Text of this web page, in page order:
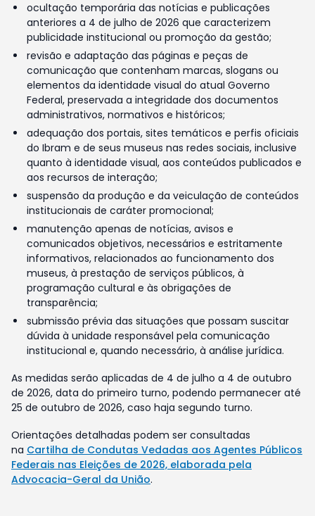
ocultação temporária das notícias e publicações
anteriores a 4 de julho de 2026 que caracterizem
publicidade institucional ou promoção da gestão;
revisão e adaptação das páginas e peças de
comunicação que contenham marcas, slogans ou
elementos da identidade visual do atual Governo
Federal, preservada a integridade dos documentos
administrativos, normativos e históricos;
adequação dos portais, sites temáticos e perfis oficiais
do Ibram e de seus museus nas redes sociais, inclusive
quanto à identidade visual, aos conteúdos publicados e
aos recursos de interação;
suspensão da produção e da veiculação de conteúdos
institucionais de caráter promocional;
manutenção apenas de notícias, avisos e
comunicados objetivos, necessários e estritamente
informativos, relacionados ao funcionamento dos
museus, à prestação de serviços públicos, à
programação cultural e às obrigações de
transparência;
submissão prévia das situações que possam suscitar
dúvida à unidade responsável pela comunicação
institucional e, quando necessário, à análise jurídica.
As medidas serão aplicadas de 4 de julho a 4 de outubro
de 2026, data do primeiro turno, podendo permanecer até
25 de outubro de 2026, caso haja segundo turno.
Orientações detalhadas podem ser consultadas
na Cartilha de Condutas Vedadas aos Agentes Públicos
Federais nas Eleições de 2026, elaborada pela
Advocacia-Geral da União.